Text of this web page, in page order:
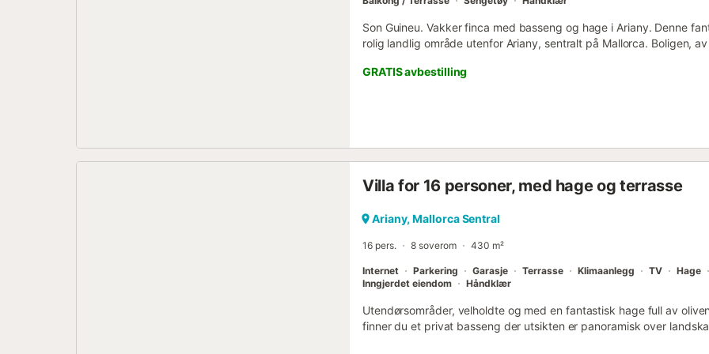
Son Guineu. Vakker finca med basseng og hage i Ariany. Denne
rolig landlig område utenfor Ariany, sentralt på Mallorca. Boligen,
svært funksjonelt, lyst og romslig. Utendørs har det et stort
omkranser huset. Det er også en stor, møblert terrasse, perfekt
frukt og grønnsaker eller andre håndverksprodukter. Det er
gjelder klimaanlegg, har boligen varme-/kjøleenheter på
Merknader: - Informasjon om alle gjester (navn, etternavn, kjønn,
plattform før ankomstdatoen....
GRATIS avbestilling
Villa for 16 personer, med hage og terrasse
Ariany, Mallorca Sentral
16 pers. 8 soverom 430 m²
Internet Parkering Garasje Terrasse Klimaanlegg TV Hage
Inngjerdet eiendom
Håndklær
Utendørsområder, velholdte og med en fantastisk hage full av
finner du et privat basseng der utsikten er panoramisk over